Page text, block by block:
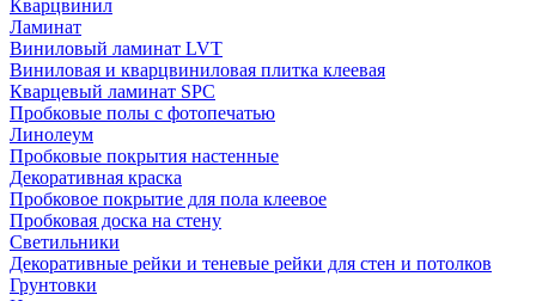
Кварцвинил
Ламинат
Виниловый ламинат LVT
Виниловая и кварцвиниловая плитка клеевая
Кварцевый ламинат SPC
Пробковые полы с фотопечатью
Линолеум
Пробковые покрытия настенные
Декоративная краска
Пробковое покрытие для пола клеевое
Пробковая доска на стену
Светильники
Декоративные рейки и теневые рейки для стен и потолков
Грунтовки